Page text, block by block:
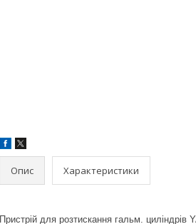
Опис Характеристики
Пристрій для розтискання гальм. циліндрів